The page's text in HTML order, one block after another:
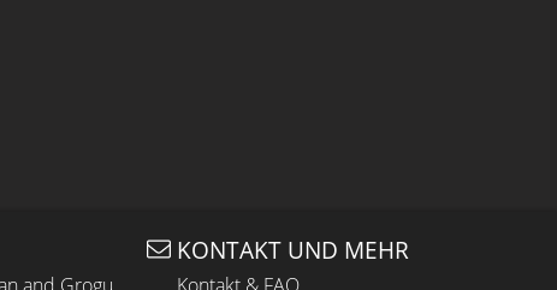
KONTAKT UND MEHR